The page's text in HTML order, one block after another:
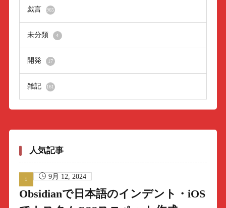
戯言 965
未分類 4
開発 17
雑記 161
人気記事
9月 12, 2024
Obsidianで日本語のインデント・iOS